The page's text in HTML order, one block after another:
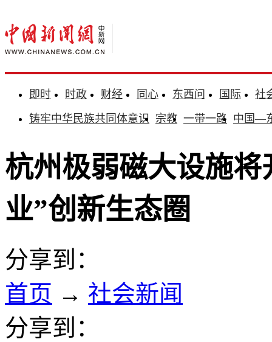
即时 时政 财经 同心 东西问 国际
社
铸牢中华民族共同体意识 宗教 一带一路 中国—
杭州极弱磁大设施
业”创新生态圈
分享到：
首页 → 社会新闻
分享到：